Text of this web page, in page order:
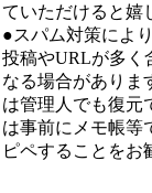
ていただけると嬉
●スパム対策によ
投稿やURLが多く
なる場合がありま
は管理人でも復元
は事前にメモ帳等
ピペすることをお